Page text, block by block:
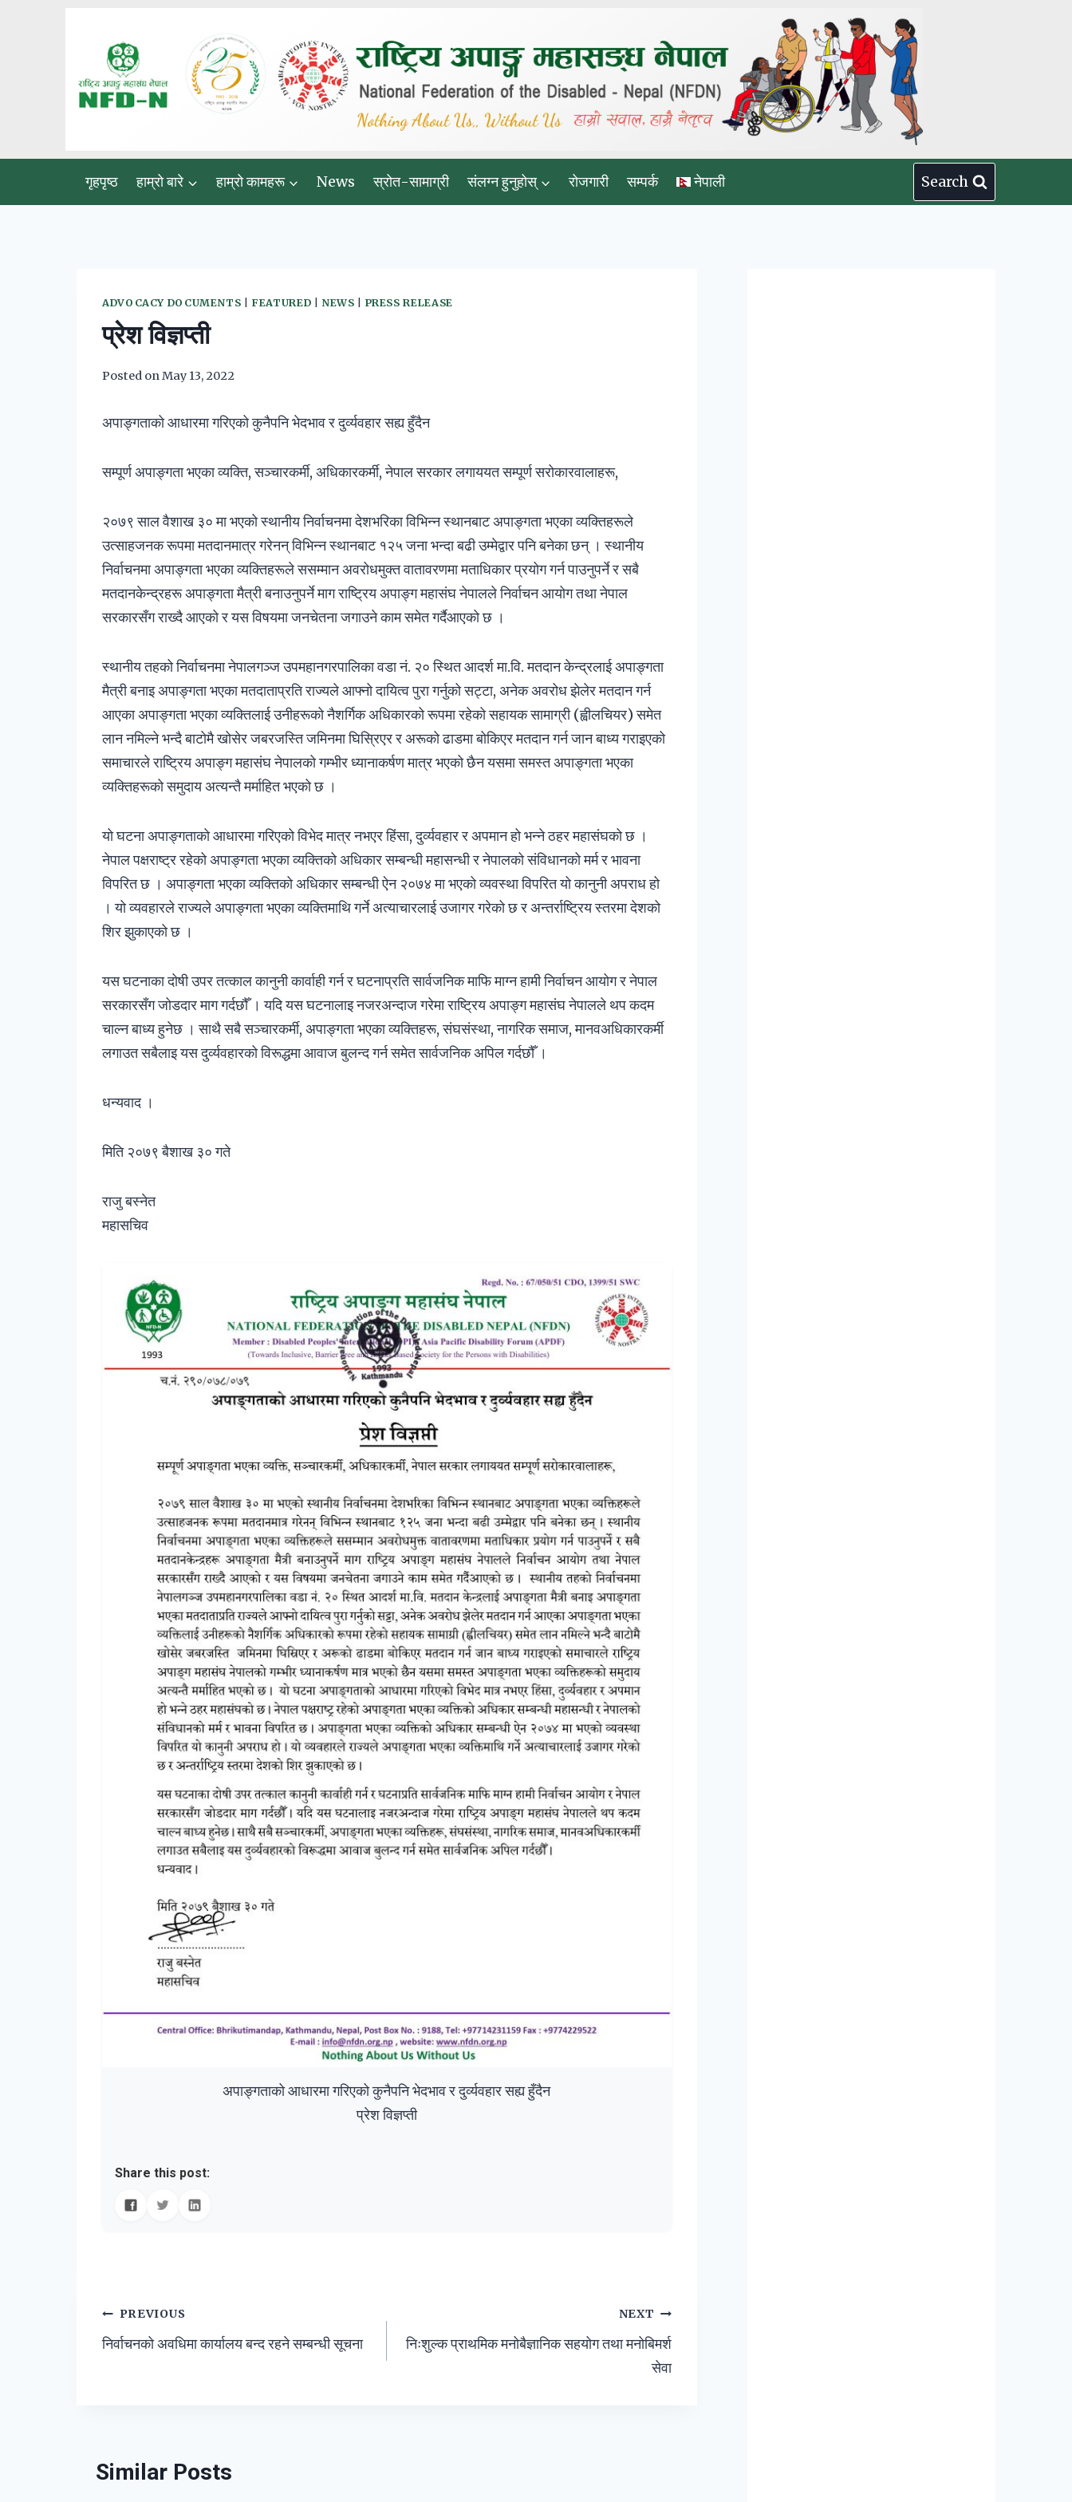
गृहपृष्ठ हाम्रो बारे हाम्रो कामहरू News स्रोत-सामाग्री संलग्न हुनुहोस् रोजगारी सम्पर्क नेपाली Search
ADVOCACY DOCUMENTS FEATURED NEWS PRESS RELEASE
प्रेश विज्ञप्ती
Posted onMay 13, 2022
अपाङ्गताको आधारमा गरिएको कुनैपनि भेदभाव र दुर्व्यवहार सह्य हुँदैन
सम्पूर्ण अपाङ्गता भएका व्यक्ति, सञ्चारकर्मी, अधिकारकर्मी, नेपाल सरकार लगाययत सम्पूर्ण सरोकारवालाहरू,
२०७९ साल वैशाख ३० मा भएको स्थानीय निर्वाचनमा देशभरिका विभिन्न स्थानबाट अपाङ्गता भएका व्यक्तिहरूले
उत्साहजनक रूपमा मतदानमात्र गरेनन् विभिन्न स्थानबाट १२५ जना भन्दा बढी उम्मेद्वार पनि बनेका छन् । स्थानीय
निर्वाचनमा अपाङ्गता भएका व्यक्तिहरूले ससम्मान अवरोधमुक्त वातावरणमा मताधिकार प्रयोग गर्न पाउनुपर्ने र सबै
मतदानकेन्द्रहरू अपाङ्गता मैत्री बनाउनुपर्ने माग राष्ट्रिय अपाङ्ग महासंघ नेपालले निर्वाचन आयोग तथा नेपाल
सरकारसँग राख्दै आएको र यस विषयमा जनचेतना जगाउने काम समेत गर्दैआएको छ ।
स्थानीय तहको निर्वाचनमा नेपालगञ्ज उपमहानगरपालिका वडा नं. २० स्थित आदर्श मा.वि. मतदान केन्द्रलाई अपाङ्गता
मैत्री बनाइ अपाङ्गता भएका मतदाताप्रति राज्यले आफ्नो दायित्व पुरा गर्नुको सट्टा, अनेक अवरोध झेलेर मतदान गर्न
आएका अपाङ्गता भएका व्यक्तिलाई उनीहरूको नैशर्गिक अधिकारको रूपमा रहेको सहायक सामाग्री (ह्वीलचियर) समेत
लान नमिल्ने भन्दै बाटोमै खोसेर जबरजस्ति जमिनमा घिस्रिएर र अरूको ढाडमा बोकिएर मतदान गर्न जान बाध्य गराइएको
समाचारले राष्ट्रिय अपाङ्ग महासंघ नेपालको गम्भीर ध्यानाकर्षण मात्र भएको छैन यसमा समस्त अपाङ्गता भएका
व्यक्तिहरूको समुदाय अत्यन्तै मर्माहित भएको छ ।
यो घटना अपाङ्गताको आधारमा गरिएको विभेद मात्र नभएर हिंसा, दुर्व्यवहार र अपमान हो भन्ने ठहर महासंघको छ ।
नेपाल पक्षराष्ट्र रहेको अपाङ्गता भएका व्यक्तिको अधिकार सम्बन्धी महासन्धी र नेपालको संविधानको मर्म र भावना
विपरित छ । अपाङ्गता भएका व्यक्तिको अधिकार सम्बन्धी ऐन २०७४ मा भएको व्यवस्था विपरित यो कानुनी अपराध हो
। यो व्यवहारले राज्यले अपाङ्गता भएका व्यक्तिमाथि गर्ने अत्याचारलाई उजागर गरेको छ र अन्तर्राष्ट्रिय स्तरमा देशको
शिर झुकाएको छ ।
यस घटनाका दोषी उपर तत्काल कानुनी कार्वाही गर्न र घटनाप्रति सार्वजनिक माफि माग्न हामी निर्वाचन आयोग र नेपाल
सरकारसँग जोडदार माग गर्दछौँ । यदि यस घटनालाइ नजरअन्दाज गरेमा राष्ट्रिय अपाङ्ग महासंघ नेपालले थप कदम
चाल्न बाध्य हुनेछ । साथै सबै सञ्चारकर्मी, अपाङ्गता भएका व्यक्तिहरू, संघसंस्था, नागरिक समाज, मानवअधिकारकर्मी
लगाउत सबैलाइ यस दुर्व्यवहारको विरूद्धमा आवाज बुलन्द गर्न समेत सार्वजनिक अपिल गर्दछौँ ।
धन्यवाद ।
मिति २०७९ बैशाख ३० गते
राजु बस्नेत
महासचिव
अपाङ्गताको आधारमा गरिएको कुनैपनि भेदभाव र दुर्व्यवहार सह्य हुँदैन
प्रेश विज्ञप्ती
Share this post:
Post
navigation
PREVIOUS
निर्वाचनको अवधिमा कार्यालय बन्द रहने सम्बन्धी सूचना
NEXT
निःशुल्क प्राथमिक मनोबैज्ञानिक सहयोग तथा मनोबिमर्श
सेवा
Similar Posts